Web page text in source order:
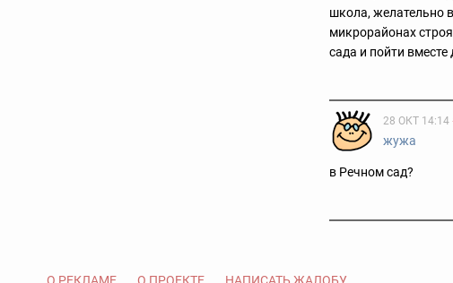
школа, желательно
микрорайонах
сада и пойти вместе
28 ОКТ 14:14
жужа
в Речном сад?